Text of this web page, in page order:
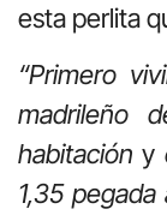
esta perlita
“Primero
madrileño
habitacióny
1,35